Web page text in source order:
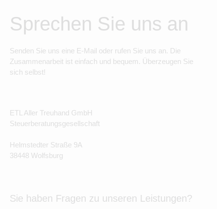
Sprechen Sie uns an
Senden Sie uns eine E-Mail oder rufen Sie uns an. Die
Zusammenarbeit ist einfach und bequem. Überzeugen Sie
sich selbst!
ETL Aller Treuhand GmbH
Steuerberatungsgesellschaft
Helmstedter Straße 9A
38448 Wolfsburg
Sie haben Fragen zu unseren Leistungen?